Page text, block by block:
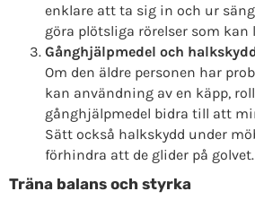
enklare att ta sig in och ur
göra plötsliga rörelser som kan
Gånghjälpmedel och
Om den äldre personen har
kan användning av en käpp,
gånghjälpmedel bidra till att
Sätt också halkskydd under
förhindra att de glider på golvet.
Träna balans och styrka